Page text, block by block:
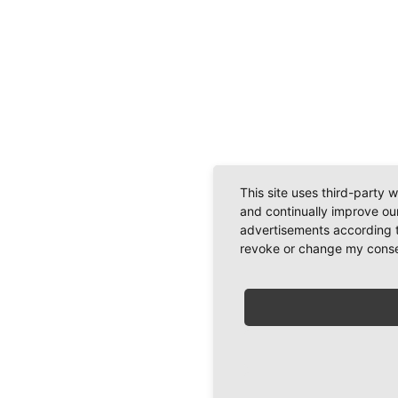
This site uses third-party
and continually improve
advertisements according
revoke or change my